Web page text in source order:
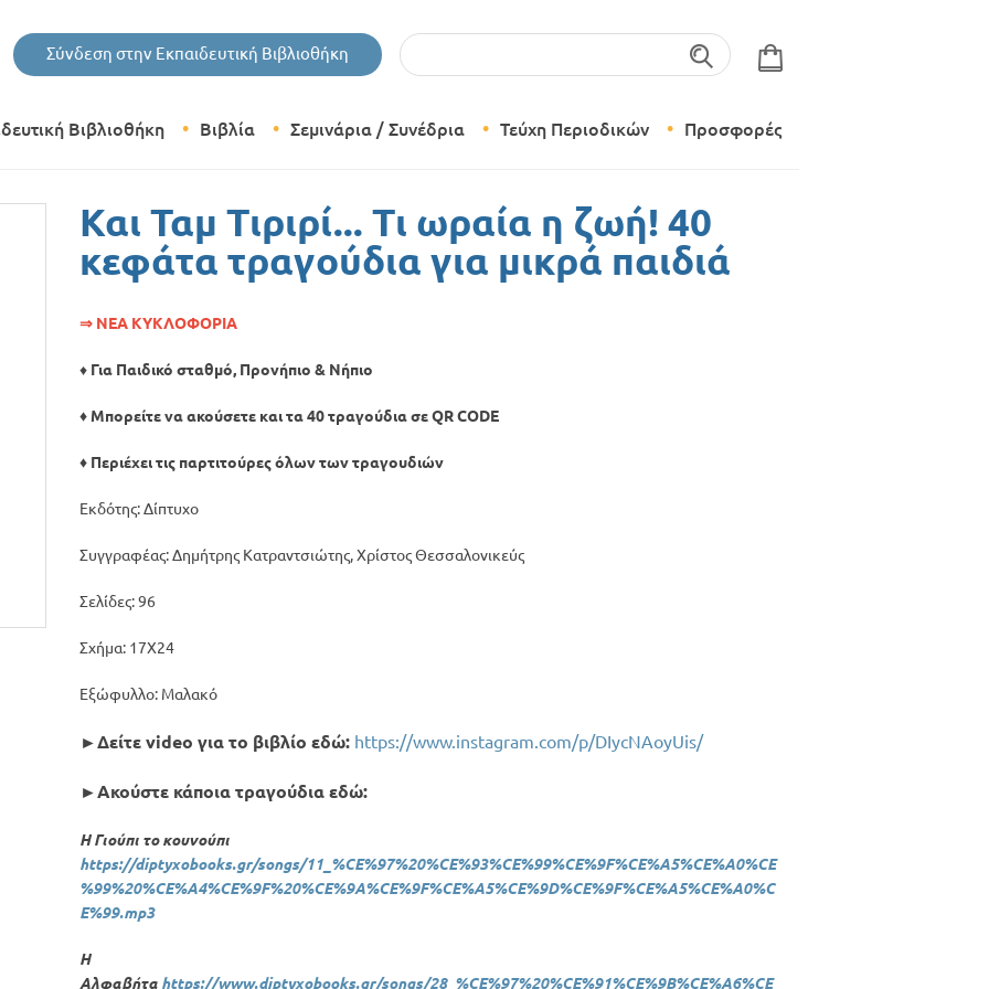
Σύνδεση στην Εκπαιδευτική Βιβλιοθήκη
Βιβλιοθήκη Βιβλία
Εκδόσεις Δίπτυχο
Σεμινάρια / Συνέδρια Τεύχη Περιοδικών
Δημιουργικό Εργαστήρι
Προσφορές
Και Ταμ Τιριρί... Τι ωραία η ζωή! 40
κεφάτα τραγούδια για μικρά παιδιά
⇒ ΝΕΑ ΚΥΚΛΟΦΟΡΙΑ
♦ Για Παιδικό σταθμό, Προνήπιο & Νήπιο
♦ Μπορείτε να ακούσετε και τα 40 τραγούδια σε QR CODE
♦ Περιέχει τις παρτιτούρες όλων των τραγουδιών
Εκδότης: Δίπτυχο
Συγγραφέας: Δημήτρης Κατραντσιώτης, Χρίστος Θεσσαλονικεύς
Σελίδες: 96
Σχήμα: 17Χ24
Εξώφυλλο: Μαλακό
►Δείτε video για το βιβλίο εδώ: https://www.instagram.com/p/DIycNAoyUis/
►Ακούστε κάποια τραγούδια εδώ:
Η Γιούπι το κουνούπι
https://diptyxobooks.gr/songs/11_%CE%97%20%CE%93%CE%99%CE%9F%CE%A5%CE%A0%CE
%99%20%CE%A4%CE%9F%20%CE%9A%CE%9F%CE%A5%CE%9D%CE%9F%CE%A5%CE%A0%C
E%99.mp3
Η
Αλφαβήτα https://www.diptyxobooks.gr/songs/28_%CE%97%20%CE%91%CE%9B%CE%A6%CE